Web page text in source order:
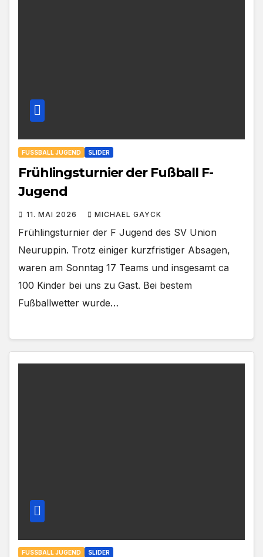
FUSSBALL JUGEND SLIDER
Frühlingsturnier der Fußball F-
Jugend
11. MAI 2026 MICHAEL GAYCK
Frühlingsturnier der F Jugend des SV Union
Neuruppin. Trotz einiger kurzfristiger Absagen,
waren am Sonntag 17 Teams und insgesamt ca
100 Kinder bei uns zu Gast. Bei bestem
Fußballwetter wurde…
FUSSBALL JUGEND SLIDER